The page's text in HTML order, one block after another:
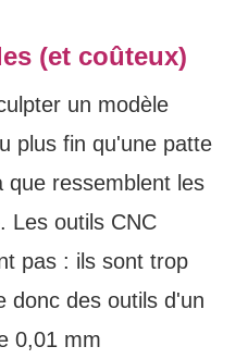
(et coûteux)
un modèle
plus fin qu'une patte
que ressemblent les
Les outils CNC
pas : ils sont trop
donc des outils d'un
0,01 mm